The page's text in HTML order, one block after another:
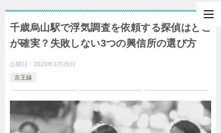
千歳烏山駅で浮気調査を依頼する探偵はどこ
が確実？失敗しない3つの興信所の選び方
公開日： 2020年3月26日
京王線